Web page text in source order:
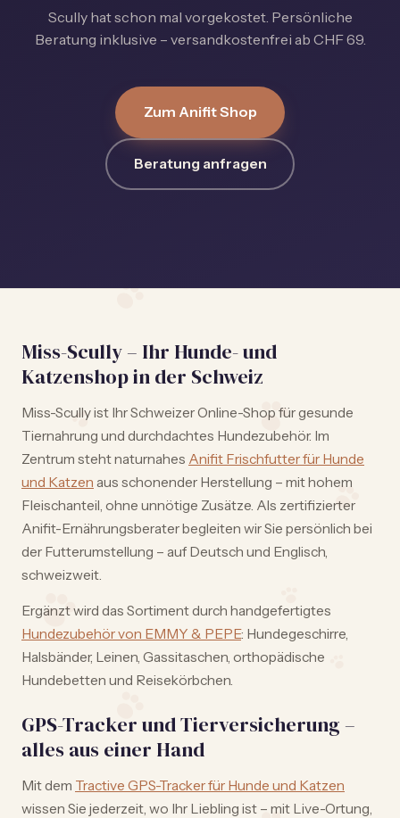
Scully hat schon mal vorgekostet. Persönliche
Beratung inklusive – versandkostenfrei ab CHF 69.
Zum Anifit Shop
Beratung anfragen
Miss-Scully – Ihr Hunde- und
Katzenshop in der Schweiz
Miss-Scully ist Ihr Schweizer Online-Shop für gesunde
Tiernahrung und durchdachtes Hundezubehör. Im
Zentrum steht naturnahes Anifit Frischfutter für Hunde
und Katzen aus schonender Herstellung – mit hohem
Fleischanteil, ohne unnötige Zusätze. Als zertifizierter
Anifit-Ernährungsberater begleiten wir Sie persönlich bei
der Futterumstellung – auf Deutsch und Englisch,
schweizweit.
Ergänzt wird das Sortiment durch handgefertigtes
Hundezubehör von EMMY & PEPE: Hundegeschirre,
Halsbänder, Leinen, Gassitaschen, orthopädische
Hundebetten und Reisekörbchen.
GPS-Tracker und Tierversicherung –
alles aus einer Hand
Mit dem Tractive GPS-Tracker für Hunde und Katzen
wissen Sie jederzeit, wo Ihr Liebling ist – mit Live-Ortung,